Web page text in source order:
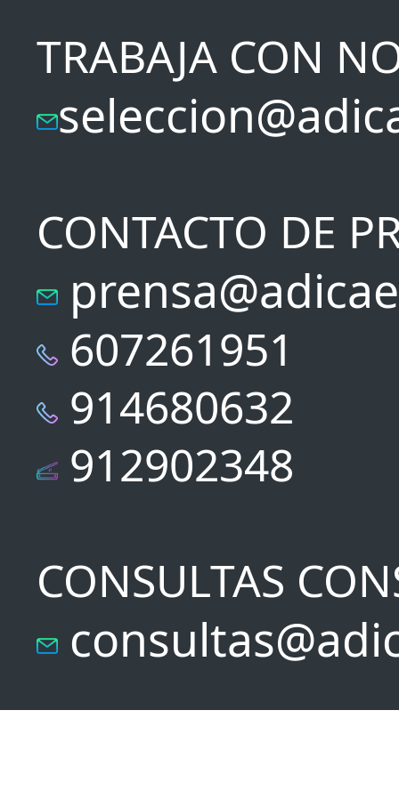
TRABAJA CON
CONTACTO DE
607261951
914680632
912902348
CONSULTAS